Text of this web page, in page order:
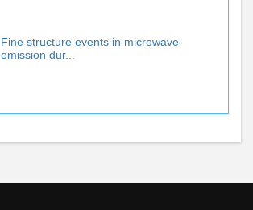
Fine structure events in microwave
emission dur...